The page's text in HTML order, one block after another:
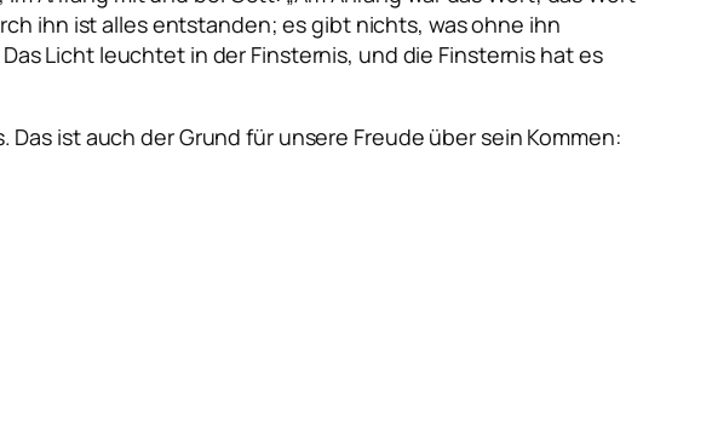
ihn ist alles entstanden; es gibt nichts, was ohne ihn
Licht leuchtet in der Finsternis, und die Finsternis hat es
ist auch der Grund für unsere Freude über sein Kommen: